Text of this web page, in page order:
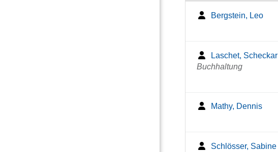
Bergstein, Leo
Laschet, Scheckar
Buchhaltung
Mathy, Dennis
Schlösser, Sabine